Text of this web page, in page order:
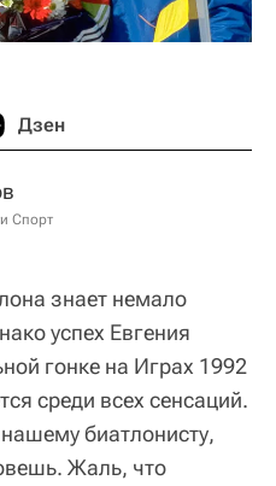
Дзен
Спорт
знает немало
успех Евгения
гонке на Играх 1992
среди всех сенсаций.
биатлонисту,
Жаль, что